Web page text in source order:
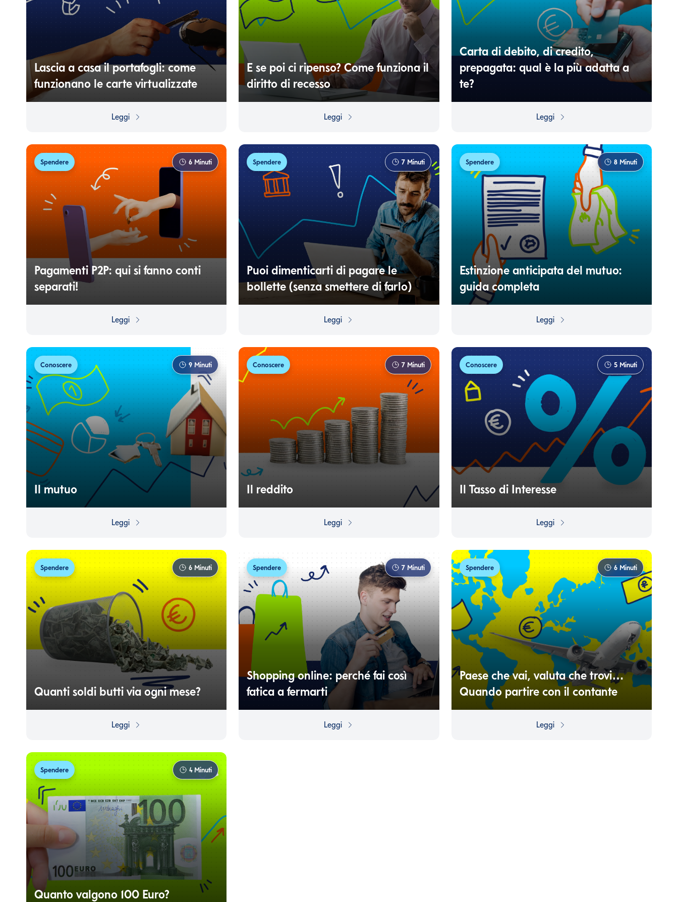
Lascia a casa il portafogli: come
funzionano le carte virtualizzate
Pagare con lo smartphone o con lo smartwatch può
Leggi
E se poi ci ripenso? Come funziona il
diritto di recesso
Capita di sbagliare: ma, almeno quando si parla di
Leggi
Carta di debito, di credito,
prepagata: qual è la più adatta a
te?
Leggi
Spendere 6 Minuti
Pagamenti P2P: qui si fanno conti
separati!
aiutano quando devi dividere una spesa comune con
Leggi
Spendere 7Minuti
Puoi dimenticarti di pagare le
bollette (senza smettere di farlo)
Rendere automatici i pagamenti può toglierti un bel
Leggi
Spendere 8Minuti
Estinzione anticipata del mutuo:
guida completa
Tutto quello che dovresti sapere se stai pensando di
Leggi
Conoscere 9 Minuti
Il mutuo
Il mutuo è una forma di finanziamento fondamentale
esattamente cos'è, come funziona e quali siano le
Leggi
Conoscere 7Minuti
Il reddito
Leggi
Conoscere 5Minuti
Il Tasso di Interesse
Leggi
Spendere 6 Minuti
Quanti soldi butti via ogni mese?
evitate senza dover rinunciare a nulla.
Leggi
Spendere 7Minuti
Shopping online: perché fai così
fatica a fermarti
Acquistare non è mai stato facile e veloce come in
spendere più di quanto vorresti. Scopri perché non
Leggi
Spendere 6Minuti
Paese che vai, valuta che trovi…
Quando partire con il contante
Tassi di cambio, commissioni bancarie, conti che non
delle diverse valute quando si viaggia in Paesi extra UE
Leggi
Spendere 4Minuti
Quanto valgono 100 Euro?